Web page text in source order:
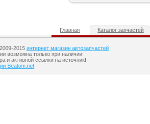
Главная Каталог запчастей
2015 интернет магазин автозапчастей
возможна только при наличии
и активной ссылки на источник!
Beatom.net